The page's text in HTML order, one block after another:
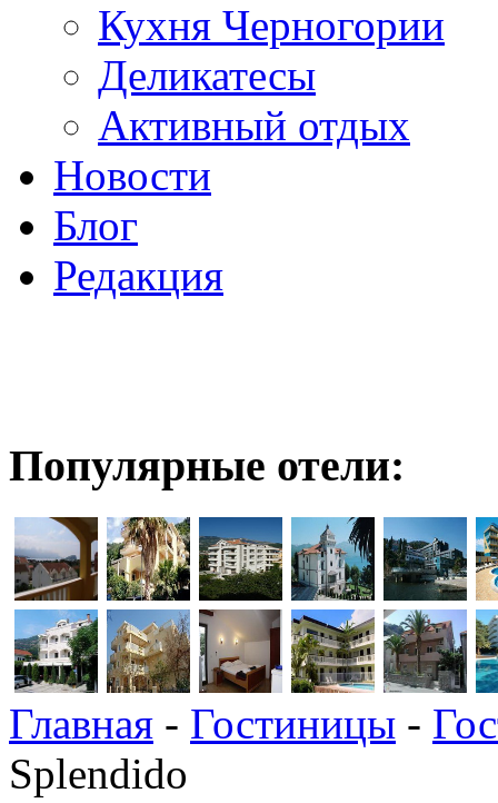
Кухня Черногории
Деликатесы
Активный отдых
Новости
Блог
Редакция
Популярные отели:
Главная - Гостиницы -
Splendido